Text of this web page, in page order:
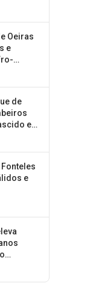
Oeiras
e
de
em
e